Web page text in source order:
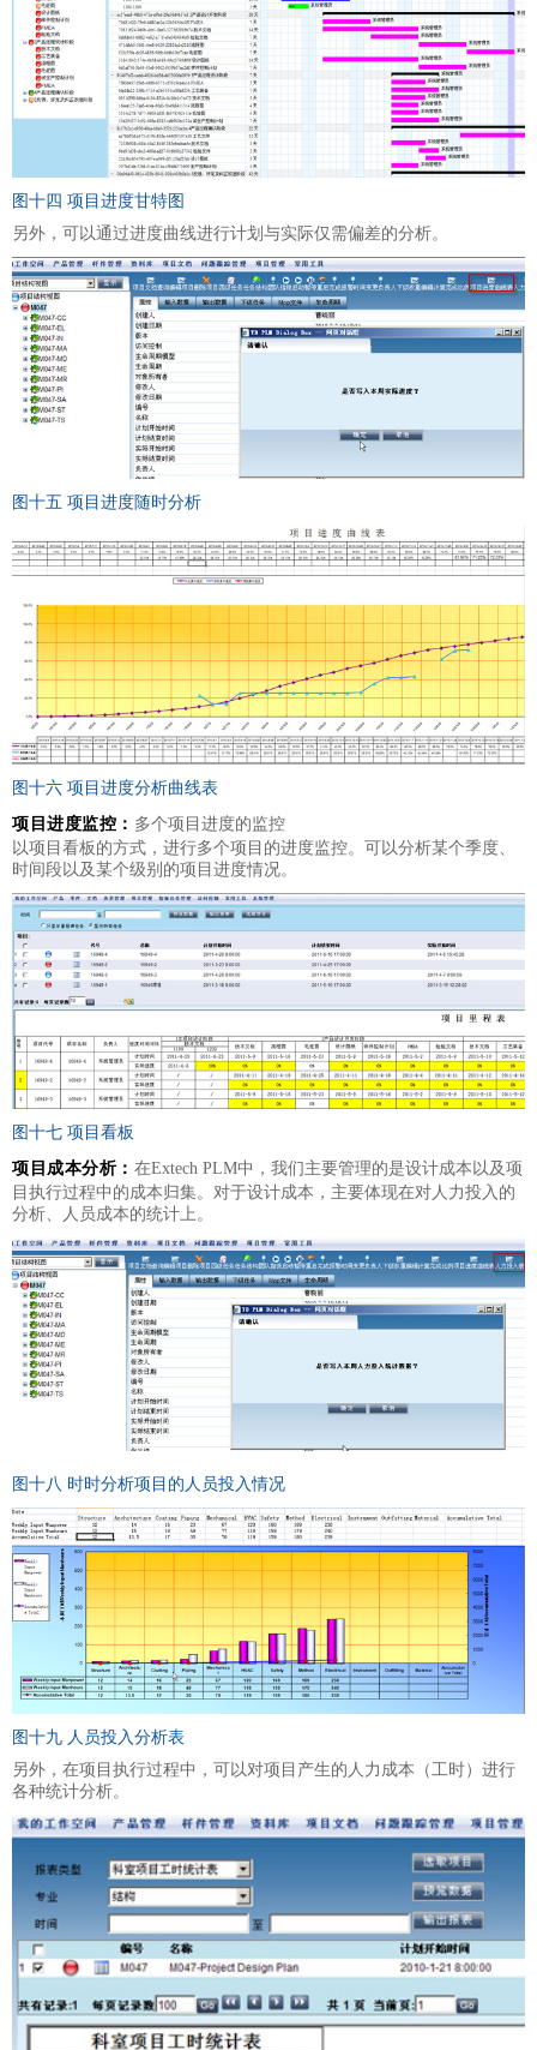
图十四 项目进度甘特图
另外，可以通过进度曲线进行计划与实际仅需偏差的分析。
图十五 项目进度随时分析
图十六 项目进度分析曲线表
项目进度监控： 多个项目进度的监控
以项目看板的方式，进行多个项目的进度监控。可以分析某个季度、
时间段以及某个级别的项目进度情况。
图十七 项目看板
项目成本分析： 在Extech PLM中，我们主要管理的是设计成本以及项
目执行过程中的成本归集。对于设计成本，主要体现在对人力投入的
分析、人员成本的统计上。
图十八 时时分析项目的人员投入情况
图十九 人员投入分析表
另外，在项目执行过程中，可以对项目产生的人力成本（工时）进行
各种统计分析。